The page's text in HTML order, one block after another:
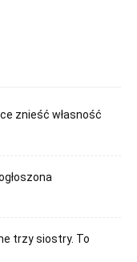
znieść własność
trzy siostry. To